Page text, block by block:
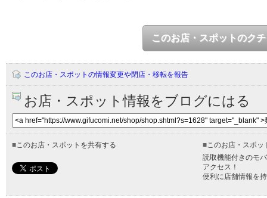
このお店・スポットのク
このお店・スポットの情報変更や閉店・移転を報告
お店・スポット情報をブログにはる
■このお店・スポットを共有する ■このお店・スポッ
読取機能付きのモ
アクセス！
便利に店舗情報を